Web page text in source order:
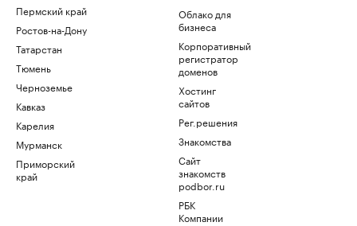
Пермский край
Ростов-на-Дону
Татарстан
Тюмень
Черноземье
Кавказ
Карелия
Мурманск
Приморский
край
Облако для
бизнеса
Корпоративный
регистратор
доменов
Хостинг
сайтов
Рег.решения
Знакомства
Сайт
знакомств
podbor.ru
РБК
Компании